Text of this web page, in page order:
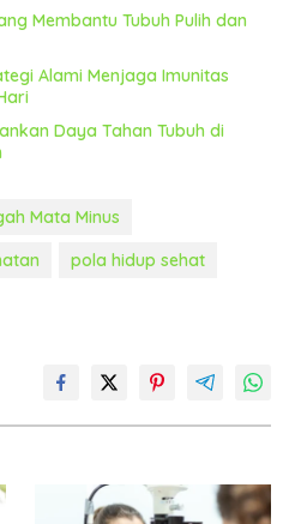
Membantu Tubuh Pulih dan
Alami Menjaga Imunitas
Daya Tahan Tubuh di
Mata Minus
pola hidup sehat